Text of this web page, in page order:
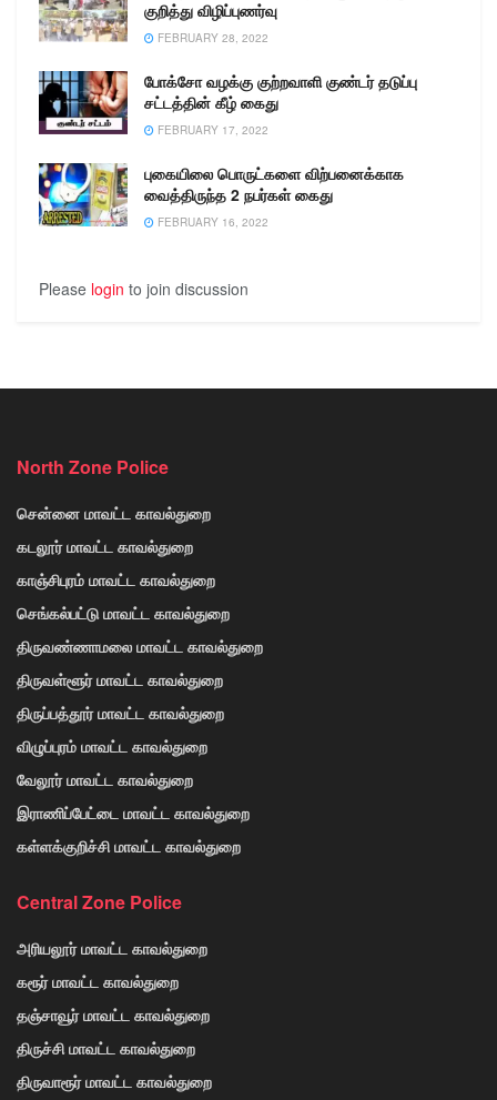
காவல் கண்காணிப்பாளர்…
குறித்து விழிப்புணர்வு
FEBRUARY 28, 2022
போக்சோ வழக்கு குற்றவாளி குண்டர் தடுப்பு
சட்டத்தின் கீழ் கைது
FEBRUARY 17, 2022
புகையிலை பொருட்களை விற்பனைக்காக
வைத்திருந்த 2 நபர்கள் கைது
FEBRUARY 16, 2022
Please login to join discussion
North Zone Police
சென்னை மாவட்ட காவல்துறை
கடலூர் மாவட்ட காவல்துறை
காஞ்சிபுரம் மாவட்ட காவல்துறை
செங்கல்பட்டு மாவட்ட காவல்துறை
திருவண்ணாமலை மாவட்ட காவல்துறை
திருவள்ளூர் மாவட்ட காவல்துறை
திருப்பத்தூர் மாவட்ட காவல்துறை
விழுப்புரம் மாவட்ட காவல்துறை
வேலூர் மாவட்ட காவல்துறை
இராணிப்பேட்டை மாவட்ட காவல்துறை
கள்ளக்குறிச்சி மாவட்ட காவல்துறை
Central Zone Police
அரியலூர் மாவட்ட காவல்துறை
கரூர் மாவட்ட காவல்துறை
தஞ்சாவூர் மாவட்ட காவல்துறை
திருச்சி மாவட்ட காவல்துறை
திருவாரூர் மாவட்ட காவல்துறை